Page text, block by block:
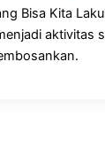
Bisa Kita
aktivitas